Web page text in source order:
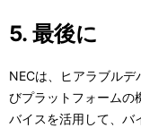
5. 最後に
NECは、ヒアラブル
びプラットフォームの
バイスを活用して、バ